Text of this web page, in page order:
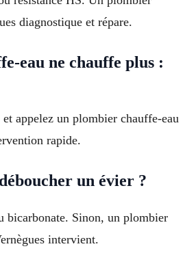
diagnostique et répare.
eau ne chauffe plus :
appelez un plombier chauffe-eau
rapide.
un évier ?
bicarbonate. Sinon, un plombier
intervient.